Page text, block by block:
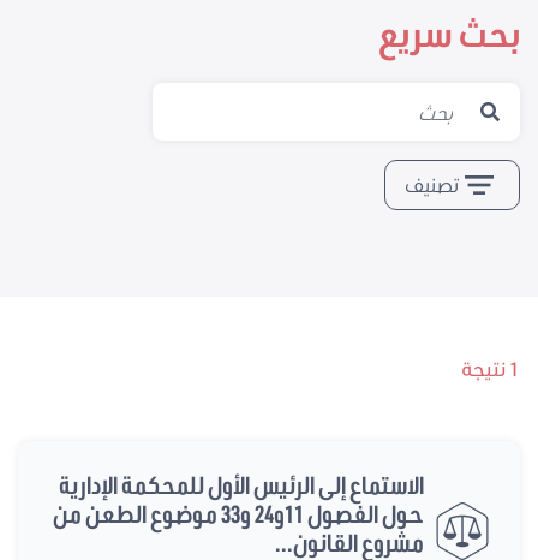
بحث سريع
تصنيف
1 نتيجة
الاستماع إلى الرئيس الأول للمحكمة الإدارية
حول الفصول 11و24 و33 موضوع الطعن من
مشروع القانون...